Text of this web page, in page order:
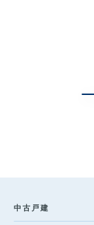
中古戸建